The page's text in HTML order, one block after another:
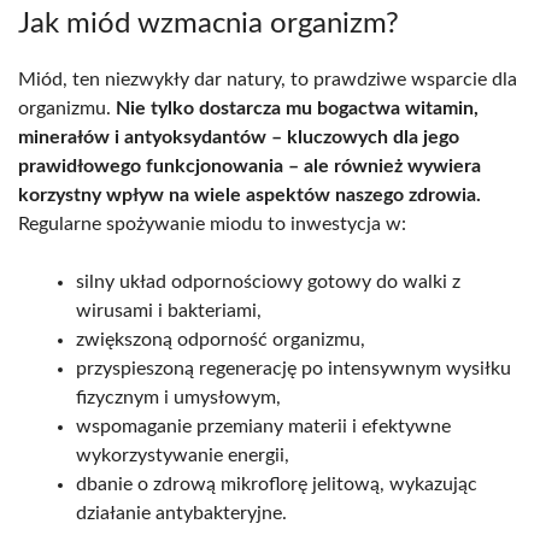
Jak miód wzmacnia organizm?
Miód, ten niezwykły dar natury, to prawdziwe wsparcie dla
organizmu. Nie tylko dostarcza mu bogactwa witamin,
minerałów i antyoksydantów – kluczowych dla jego
prawidłowego funkcjonowania – ale również wywiera
korzystny wpływ na wiele aspektów naszego zdrowia.
Regularne spożywanie miodu to inwestycja w:
silny układ odpornościowy gotowy do walki z
wirusami i bakteriami,
zwiększoną odporność organizmu,
przyspieszoną regenerację po intensywnym wysiłku
fizycznym i umysłowym,
wspomaganie przemiany materii i efektywne
wykorzystywanie energii,
dbanie o zdrową mikroflorę jelitową, wykazując
działanie antybakteryjne.